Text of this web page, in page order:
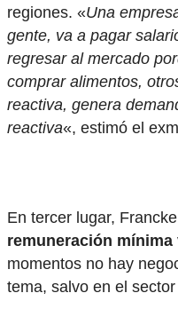
regiones. «Una
gente, va a pagar
regresar al mercado
comprar alimentos,
reactiva, genera
reactiva«, estimó el
En tercer lugar, Francke
remuneración mínima
momentos no hay
tema, salvo en el